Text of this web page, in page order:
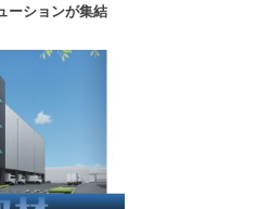
ーションが集結